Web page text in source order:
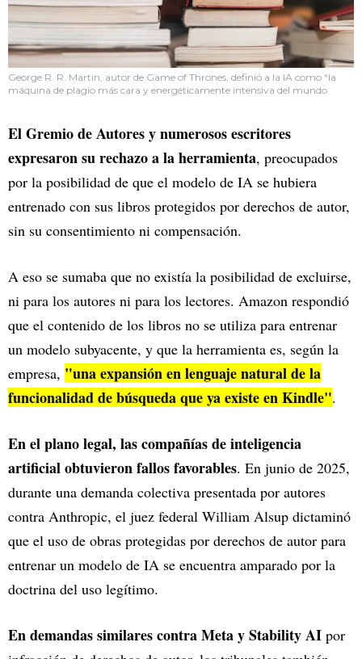
George R. R. Martin, autor de Game of Thrones, definió a la IA como “la
máquina de plagio más cara y energéticamente intensiva del mundo
El Gremio de Autores y numerosos escritores
expresaron su rechazo a la herramienta, preocupados
por la posibilidad de que el modelo de IA se hubiera
entrenado con sus libros protegidos por derechos de autor,
sin su consentimiento ni compensación.
A eso se sumaba que no existía la posibilidad de excluirse,
ni para los autores ni para los lectores. Amazon respondió
que el contenido de los libros no se utiliza para entrenar
un modelo subyacente, y que la herramienta es, según la
empresa, "una expansión en lenguaje natural de la
funcionalidad de búsqueda que ya existe en Kindle".
En el plano legal, las compañías de inteligencia
artificial obtuvieron fallos favorables. En junio de 2025,
durante una demanda colectiva presentada por autores
contra Anthropic, el juez federal William Alsup dictaminó
que el uso de obras protegidas por derechos de autor para
entrenar un modelo de IA se encuentra amparado por la
doctrina del uso legítimo.
En demandas similares contra Meta y Stability AI por